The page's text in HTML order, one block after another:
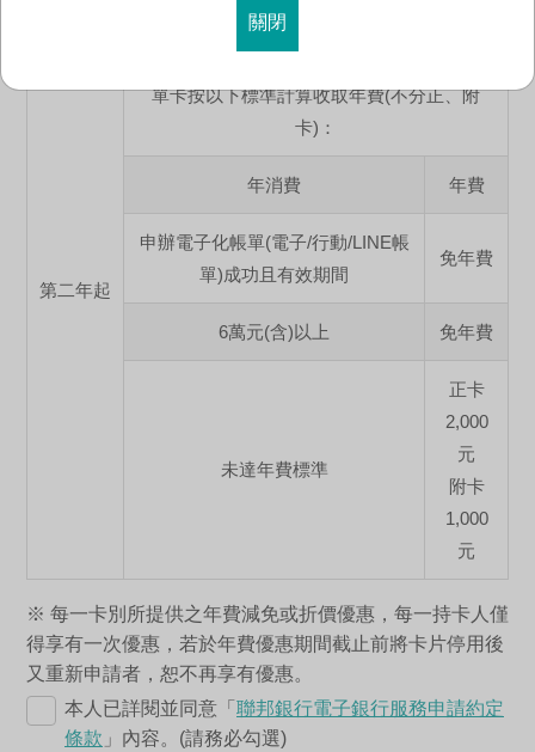
第二年起
依據每張卡片年費到期日往前推算一年，檢核
單卡按以下標準計算收取年費(不分正、附
卡)：
年消費 年費
申辦電子化帳單(電子/行動/LINE帳
單)成功且有效期間
免年費
6萬元(含)以上 免年費
未達年費標準
正卡
2,000
元
附卡
1,000
元
※ 每一卡別所提供之年費減免或折價優惠，每一持卡人僅
得享有一次優惠，若於年費優惠期間截止前將卡片停用後
又重新申請者，恕不再享有優惠。
本人已詳閱並同意「 聯邦銀行電子銀行服務申請約定
條款 」內容。(請務必勾選)
關閉